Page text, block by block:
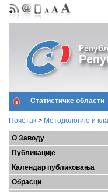
Статистичке области
Почетак > Методологије и
О Заводу
Публикације
Календар публиковања
Обрасци